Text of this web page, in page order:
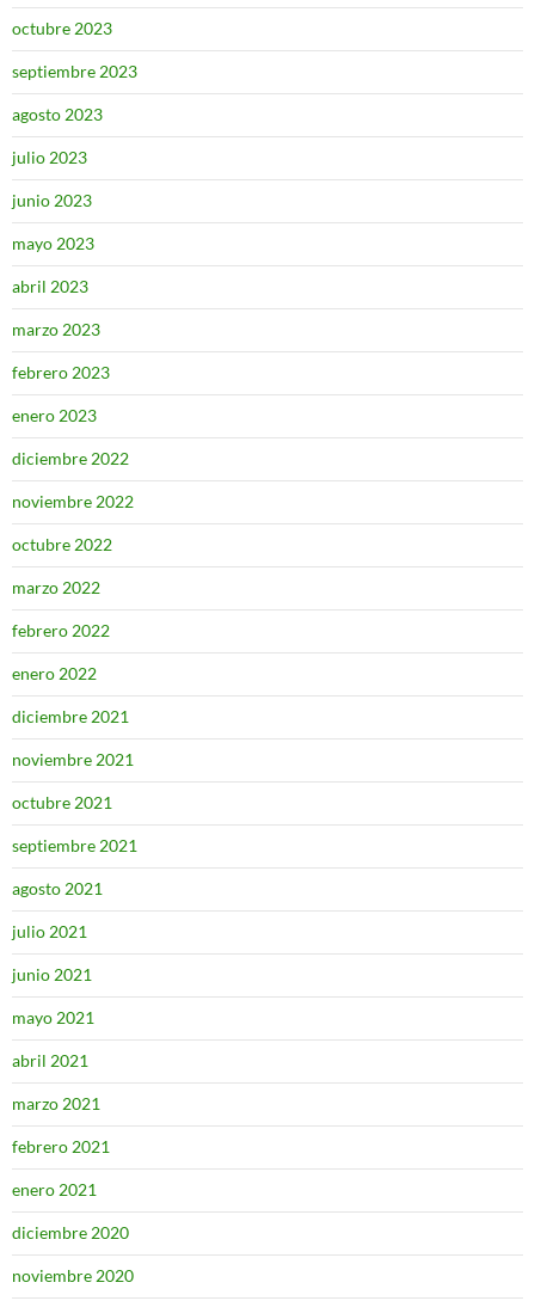
octubre 2023
septiembre 2023
agosto 2023
julio 2023
junio 2023
mayo 2023
abril 2023
marzo 2023
febrero 2023
enero 2023
diciembre 2022
noviembre 2022
octubre 2022
marzo 2022
febrero 2022
enero 2022
diciembre 2021
noviembre 2021
octubre 2021
septiembre 2021
agosto 2021
julio 2021
junio 2021
mayo 2021
abril 2021
marzo 2021
febrero 2021
enero 2021
diciembre 2020
noviembre 2020